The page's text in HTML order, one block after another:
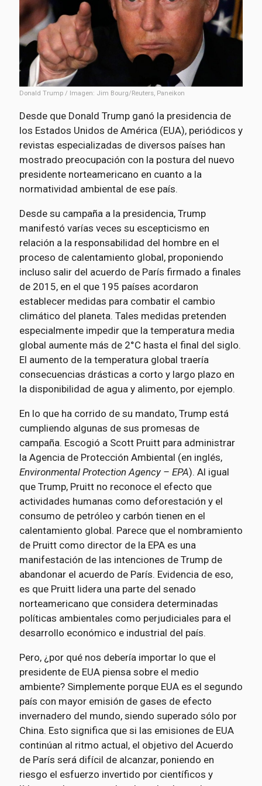
Donald Trump / Imagen: Jim Bourg/Reuters, Paneikon
Desde que Donald Trump ganó la presidencia de
los Estados Unidos de América (EUA), periódicos y
revistas especializadas de diversos países han
mostrado preocupación con la postura del nuevo
presidente norteamericano en cuanto a la
normatividad ambiental de ese país.
Desde su campaña a la presidencia, Trump
manifestó varías veces su escepticismo en
relación a la responsabilidad del hombre en el
proceso de calentamiento global, proponiendo
incluso salir del acuerdo de París firmado a finales
de 2015, en el que 195 países acordaron
establecer medidas para combatir el cambio
climático del planeta. Tales medidas pretenden
especialmente impedir que la temperatura media
global aumente más de 2°C hasta el final del siglo.
El aumento de la temperatura global traería
consecuencias drásticas a corto y largo plazo en
la disponibilidad de agua y alimento, por ejemplo.
En lo que ha corrido de su mandato, Trump está
cumpliendo algunas de sus promesas de
campaña. Escogió a Scott Pruitt para administrar
la Agencia de Protección Ambiental (en inglés,
Environmental Protection Agency – EPA). Al igual
que Trump, Pruitt no reconoce el efecto que
actividades humanas como deforestación y el
consumo de petróleo y carbón tienen en el
calentamiento global. Parece que el nombramiento
de Pruitt como director de la EPA es una
manifestación de las intenciones de Trump de
abandonar el acuerdo de París. Evidencia de eso,
es que Pruitt lidera una parte del senado
norteamericano que considera determinadas
políticas ambientales como perjudiciales para el
desarrollo económico e industrial del país.
Pero, ¿por qué nos debería importar lo que el
presidente de EUA piensa sobre el medio
ambiente? Simplemente porque EUA es el segundo
país con mayor emisión de gases de efecto
invernadero del mundo, siendo superado sólo por
China. Esto significa que si las emisiones de EUA
continúan al ritmo actual, el objetivo del Acuerdo
de París será difícil de alcanzar, poniendo en
riesgo el esfuerzo invertido por científicos y